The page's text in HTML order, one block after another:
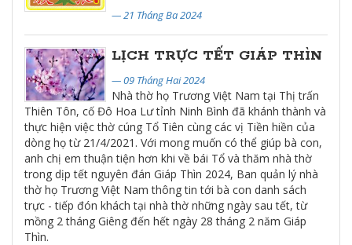
— 21 Tháng Ba 2024
LỊCH TRỰC TẾT GIÁP THÌN
— 09 Tháng Hai 2024
Nhà thờ họ Trương Việt Nam tại Thị trấn
Thiên Tôn, cố Đô Hoa Lư tỉnh Ninh Bình đã khánh thành và
thực hiện việc thờ cúng Tổ Tiên cùng các vị Tiền hiền của
dòng họ từ 21/4/2021. Với mong muốn có thể giúp bà con,
anh chị em thuận tiện hơn khi về bái Tổ và thăm nhà thờ
trong dịp tết nguyên đán Giáp Thìn 2024, Ban quản lý nhà
thờ họ Trương Việt Nam thông tin tới bà con danh sách
trực - tiếp đón khách tại nhà thờ những ngày sau tết, từ
mồng 2 tháng Giêng đến hết ngày 28 tháng 2 năm Giáp
Thìn.